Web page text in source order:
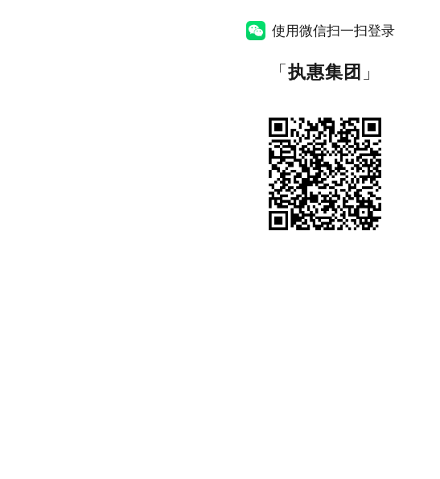
使用微信扫一扫登录
「执惠集团 」